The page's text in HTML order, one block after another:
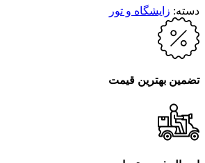
دسته: زایشگاه و تور
تضمین بهترین قیمت